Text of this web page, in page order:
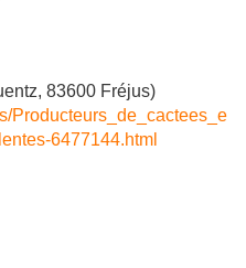
83600 Fréjus)
Producteurs_de_cactees_e
6477144.html